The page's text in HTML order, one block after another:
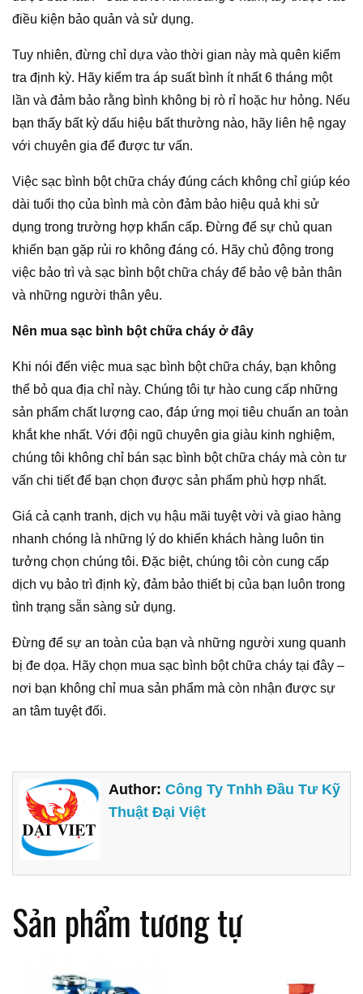
điều kiện bảo quản và sử dụng.
Tuy nhiên, đừng chỉ dựa vào thời gian này mà quên kiểm
tra định kỳ. Hãy kiểm tra áp suất bình ít nhất 6 tháng một
lần và đảm bảo rằng bình không bị rò rỉ hoặc hư hỏng. Nếu
bạn thấy bất kỳ dấu hiệu bất thường nào, hãy liên hệ ngay
với chuyên gia để được tư vấn.
Việc sạc bình bột chữa cháy đúng cách không chỉ giúp kéo
dài tuổi thọ của bình mà còn đảm bảo hiệu quả khi sử
dụng trong trường hợp khẩn cấp. Đừng để sự chủ quan
khiến bạn gặp rủi ro không đáng có. Hãy chủ động trong
việc bảo trì và sạc bình bột chữa cháy để bảo vệ bản thân
và những người thân yêu.
Nên mua sạc bình bột chữa cháy ở đây
Khi nói đến việc mua sạc bình bột chữa cháy, bạn không
thể bỏ qua địa chỉ này. Chúng tôi tự hào cung cấp những
sản phẩm chất lượng cao, đáp ứng mọi tiêu chuẩn an toàn
khắt khe nhất. Với đội ngũ chuyên gia giàu kinh nghiệm,
chúng tôi không chỉ bán sạc bình bột chữa cháy mà còn tư
vấn chi tiết để bạn chọn được sản phẩm phù hợp nhất.
Giá cả cạnh tranh, dịch vụ hậu mãi tuyệt vời và giao hàng
nhanh chóng là những lý do khiến khách hàng luôn tin
tưởng chọn chúng tôi. Đặc biệt, chúng tôi còn cung cấp
dịch vụ bảo trì định kỳ, đảm bảo thiết bị của bạn luôn trong
tình trạng sẵn sàng sử dụng.
Đừng để sự an toàn của bạn và những người xung quanh
bị đe dọa. Hãy chọn mua sạc bình bột chữa cháy tại đây –
nơi bạn không chỉ mua sản phẩm mà còn nhận được sự
an tâm tuyệt đối.
Author:Công Ty Tnhh Đầu Tư Kỹ
Thuật Đại Việt
Sản phẩm tương tự